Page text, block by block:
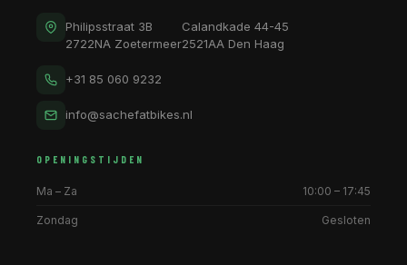
Philipsstraat 3B
2722NA Zoetermeer
Calandkade 44-45
2521AA Den Haag
+31 85 060 9232
info@sachefatbikes.nl
OPENINGSTIJDEN
Ma – Za 10:00 – 17:45
Zondag Gesloten